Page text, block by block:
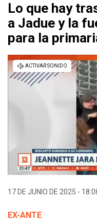
Lo que hay
a Jadue y la
para la
17 DE JUNIO DE 2025 -
EX-ANTE